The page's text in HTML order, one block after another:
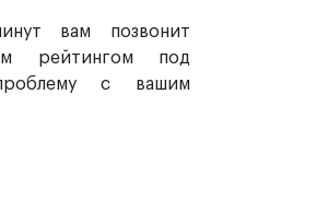
вам позвонит
рейтингом под
с вашим